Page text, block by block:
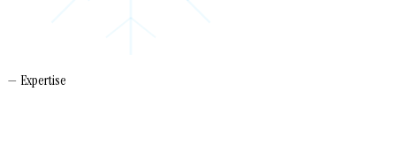
— Expertise